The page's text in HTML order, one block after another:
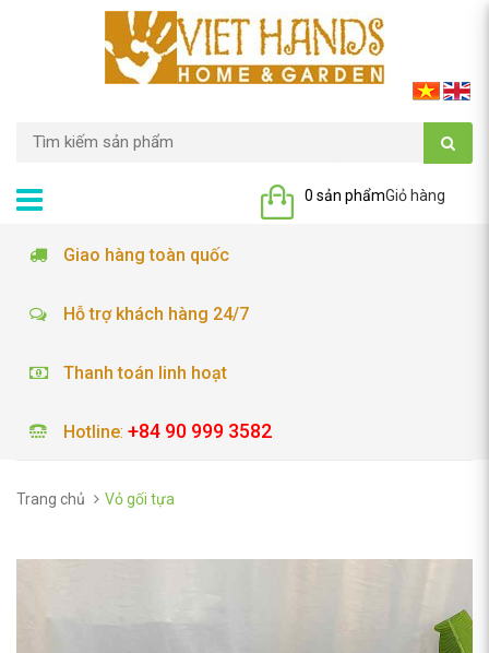
Giỏ hàng
0 sản phẩm
Giao hàng toàn quốc
Hỗ trợ khách hàng 24/7
Thanh toán linh hoạt
Hotline: +84 90 999 3582
Trang chủ Vỏ gối tựa